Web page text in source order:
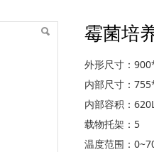
霉菌培
外形尺寸：
内部尺寸：
内部容积：
载物托架：5
温度范围：